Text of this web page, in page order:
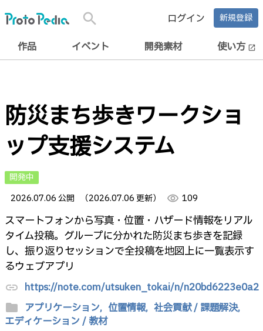
search ログイン 新規登録
作品 イベント 開発素材 使い方 open_in_new
防災まち歩きワークショ
ップ支援システム
開発中
2026.07.06 公開
（2026.07.06 更新） visibility 109
スマートフォンから写真・位置・ハザード情報をリアル
タイム投稿。グループに分かれた防災まち歩きを記録
し、振り返りセッションで全投稿を地図上に一覧表示す
るウェブアプリ
link https://note.com/utsuken_tokai/n/n20bd6223e0a2
folder アプリケーション, 位置情報, 社会貢献 / 課題解決,
エディケーション / 教材